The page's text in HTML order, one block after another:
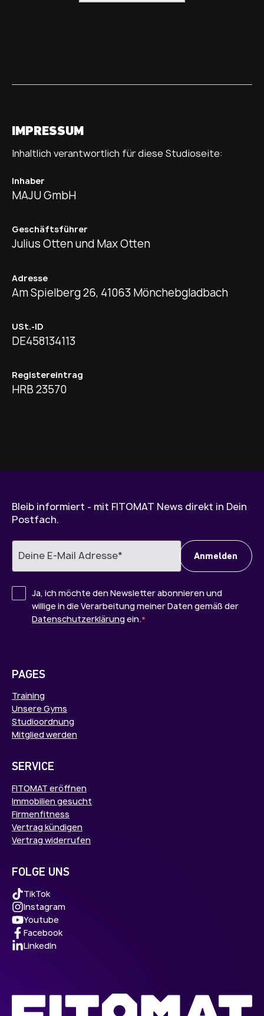
IMPRESSUM
Inhaltlich verantwortlich für diese Studioseite:
Inhaber
MAJU GmbH
Geschäftsführer
Julius Otten und Max Otten
Adresse
Am Spielberg 26, 41063 Mönchebgladbach
USt.-ID
DE458134113
Registereintrag
HRB 23570
Bleib informiert - mit FITOMAT News direkt in Dein
Postfach.
Ja, ich möchte den Newsletter abonnieren und
willige in die Verarbeitung meiner Daten gemäß der
Datenschutzerklärung ein.*
PAGES
Training
Unsere Gyms
Studioordnung
Mitglied werden
SERVICE
FITOMAT eröffnen
Immobilien gesucht
Firmenfitness
Vertrag kündigen
Vertrag widerrufen
FOLGE UNS
TikTok
Instagram
Youtube
Facebook
LinkedIn